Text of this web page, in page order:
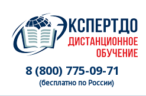
8 (800) 775-09-71
(бесплатно по России)